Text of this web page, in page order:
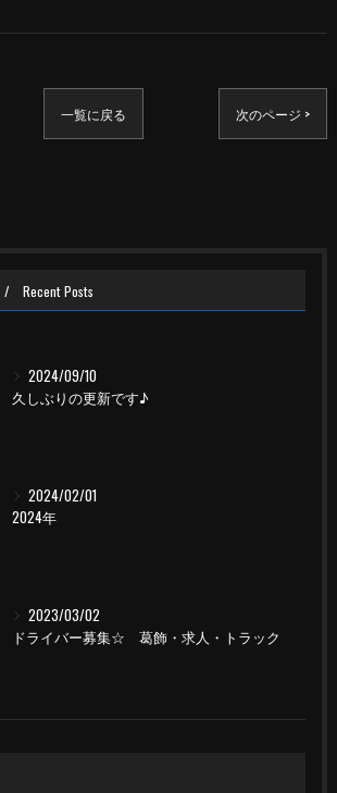
一覧に戻る 次のページ >
Recent Posts
2024/09/10
久しぶりの更新です♪
2024/02/01
2024年
2023/03/02
ドライバー募集☆ 葛飾・求人・トラック